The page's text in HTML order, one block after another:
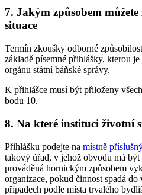
7. Jakým způsobem
situace
Termín zkoušky odborné
základě písemné přihlášky, kterou
orgánu státní báňské správy.
K přihlášce musí být přiloženy
bodu 10.
8. Na které instituci životní
Přihlášku podejte na místně
takový úřad, v jehož obvodu má
prováděná hornickým způsobem
organizace, pokud činnost spadá
případech podle místa trvalého